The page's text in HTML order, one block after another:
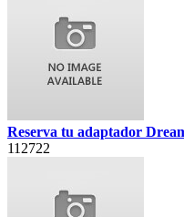
Reserva tu adaptador
112722